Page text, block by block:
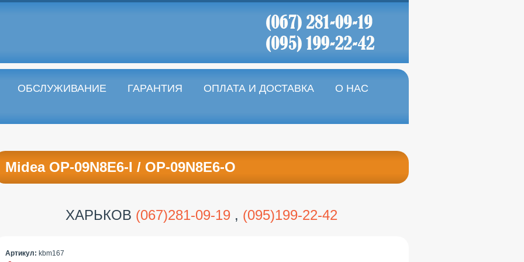
ОБСЛУЖИВАНИЕ ГАРАНТИЯ ОПЛАТА И ДОСТАВКА
О НАС
Midea OP-09N8E6-I / OP-09N8E6-O
ХАРЬКОВ (067)281-09-19, (095)199-22-42
Артикул: kbm167